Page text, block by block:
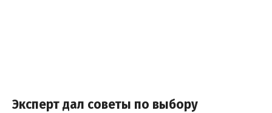
Эксперт дал советы по выбору